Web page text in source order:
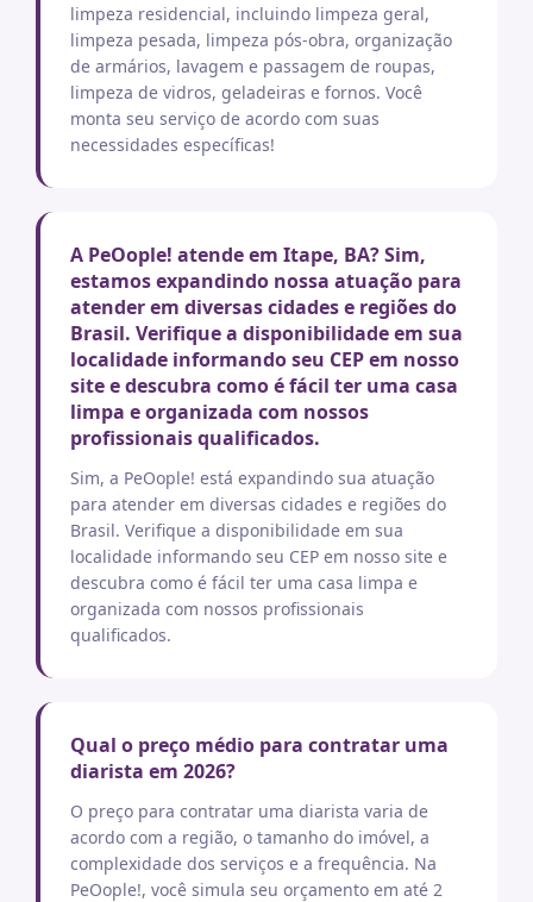
limpeza residencial, incluindo limpeza geral,
limpeza pesada, limpeza pós-obra, organização
de armários, lavagem e passagem de roupas,
limpeza de vidros, geladeiras e fornos. Você
monta seu serviço de acordo com suas
necessidades específicas!
A PeOople! atende em Itape, BA? Sim,
estamos expandindo nossa atuação para
atender em diversas cidades e regiões do
Brasil. Verifique a disponibilidade em sua
localidade informando seu CEP em nosso
site e descubra como é fácil ter uma casa
limpa e organizada com nossos
profissionais qualificados.
Sim, a PeOople! está expandindo sua atuação
para atender em diversas cidades e regiões do
Brasil. Verifique a disponibilidade em sua
localidade informando seu CEP em nosso site e
descubra como é fácil ter uma casa limpa e
organizada com nossos profissionais
qualificados.
Qual o preço médio para contratar uma
diarista em 2026?
O preço para contratar uma diarista varia de
acordo com a região, o tamanho do imóvel, a
complexidade dos serviços e a frequência. Na
PeOople!, você simula seu orçamento em até 2